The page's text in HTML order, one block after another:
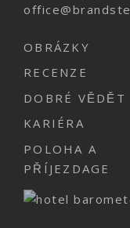
OBRÁZKY
RECENZE
DOBRÉ VĚDĚT
KARIÉRA
POLOHA A
PŘÍJEZDAGE